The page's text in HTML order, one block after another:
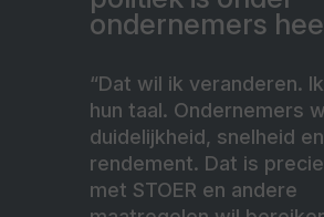
ondernemers
“Dat wil ik veranderen.
hun taal. Ondernemers
duidelijkheid, snelheid en
rendement. Dat is
met STOER en andere